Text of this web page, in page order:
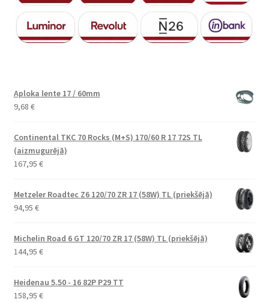
Aploka lente 17 / 60mm
9,68 €
Continental TKC 70 Rocks (M+S) 170/60 R 17 72S TL
(aizmugurējā)
167,95 €
Metzeler Roadtec Z6 120/70 ZR 17 (58W) TL (priekšējā)
94,95 €
Michelin Road 6 GT 120/70 ZR 17 (58W) TL (priekšējā)
144,95 €
Heidenau 5.50 - 16 82P P29 TT
158,95 €